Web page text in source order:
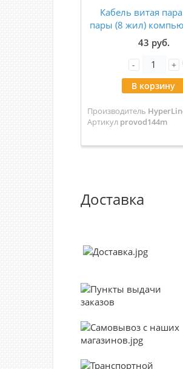
Кабель витая
пары (8 жил)
CAT 5e медный
43 руб.
- +
В корзину
Производитель
Артикул provod144m
Доставка